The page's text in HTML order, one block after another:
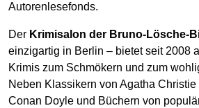
Autorenlesefonds.
Der Krimisalon der Bruno-Lösche-
einzigartig in Berlin – bietet seit 2008
Krimis zum Schmökern und zum
Neben Klassikern von Agatha Christie
Conan Doyle und Büchern von